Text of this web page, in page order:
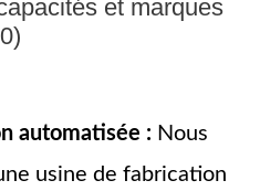
et marques
automatisée : Nous
usine de fabrication